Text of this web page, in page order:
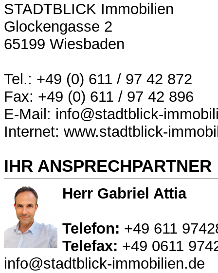
STADTBLICK Immobilien
Glockengasse 2
65199 Wiesbaden
Tel.: +49 (0) 611 / 97 42 872
Fax: +49 (0) 611 / 97 42 896
E-Mail: info@stadtblick-
Internet: www.stadtblick-
IHR ANSPRECHPARTNER
Herr Gabriel Attia
Telefon: +49 611
Telefax: +49 0611
info@stadtblick-immobilien.de